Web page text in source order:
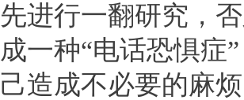
先进行一翻研究，
成一种“电话恐惧症
己造成不必要的麻烦